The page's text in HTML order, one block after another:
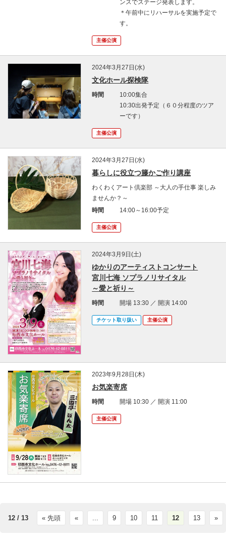
ンスでステージ発表します。
＊午前中にリハーサルを実施予定で
す。
主催公演
2024年3月27日(水)
文化ホール探検隊
時間
10:00集合
10:30出発予定（６０分程度のツア
ーです）
主催公演
2024年3月27日(水)
暮らしに役立つ籐かご作り講座
わくわくアート倶楽部 ～大人の手仕事 楽しみ
ませんか？～
時間
14:00～16:00予定
主催公演
2024年3月9日(土)
ゆかりのアーティストコンサート
宮川七海 ソプラノリサイタル
～愛と祈り～
時間 開場 13:30 ／ 開演 14:00
チケット取り扱い 主催公演
2023年9月28日(木)
お気楽寄席
時間 開場 10:30 ／ 開演 11:00
主催公演
12 / 13 « 先頭 « 9 10 11 12 13 »